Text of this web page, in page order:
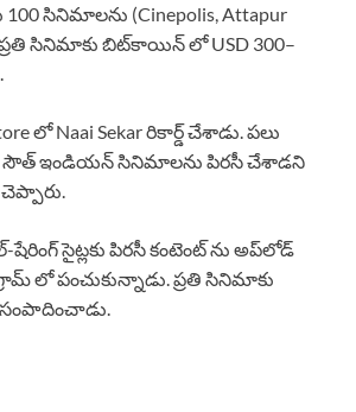
సినిమాలను (Cinepolis, Attapur
సినిమాకు బిట్‌కాయిన్ లో USD 300–
లో Naai Sekar రికార్డ్ చేశాడు. పలు
సౌత్ ఇండియన్ సినిమాలను పిరసీ చేశాడని
సైట్లకు పిరసీ కంటెంట్ ను అప్‌లోడ్
లో పంచుకున్నాడు. ప్రతి సినిమాకు
సంపాదించాడు.